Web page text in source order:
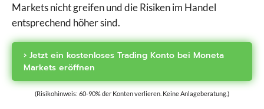
Markets nicht greifen und die Risiken im Handel
entsprechend höher sind.
› Jetzt ein kostenloses Trading Konto bei Moneta
Markets eröffnen
(Risikohinweis: 60-90% der Konten verlieren. Keine Anlageberatung.)